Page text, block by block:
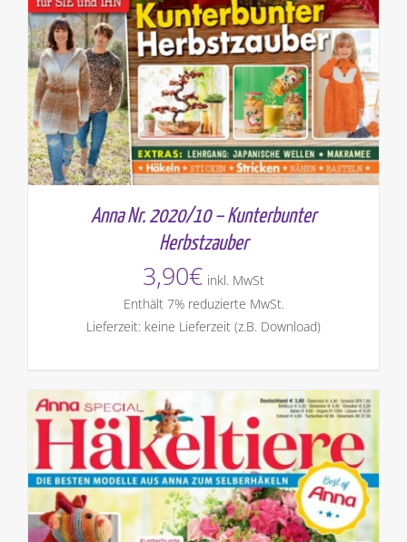
Anna Nr. 2020/10 – Kunterbunter
Herbstzauber
3,90€ inkl. MwSt
Enthält 7% reduzierte MwSt.
Lieferzeit: keine Lieferzeit (z.B. Download)